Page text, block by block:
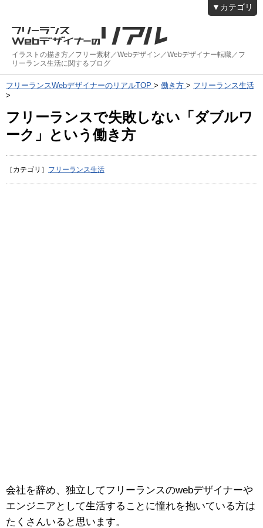
▼カテゴリ
イラストの描き方／フリー素材／Webデザイン／Webデザイナー転職／フ
リーランス生活に関するブログ
フリーランスWebデザイナーのリアルTOP > 働き方 > フリーランス生活
>
フリーランスで失敗しない「ダブルワ
ーク」という働き方
［カテゴリ］ フリーランス生活
会社を辞め、独立してフリーランスのwebデザイナーや
エンジニアとして生活することに憧れを抱いている方は
たくさんいると思います。